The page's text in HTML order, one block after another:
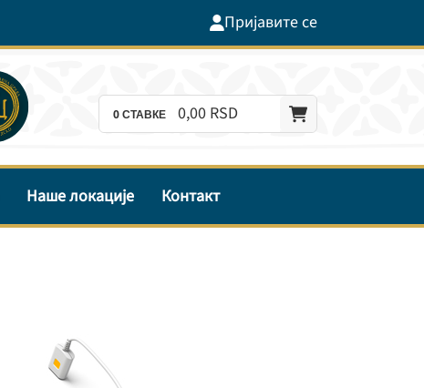
Пријавите се
0СТАВКЕ 0,00 RSD
Наше локације Контакт